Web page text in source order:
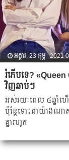
អង្គារ, 23 កុម្ភៈ 2021
រំភើបទេ?
វិញឆាប់ៗ
អស់រយៈពេល ៤ឆ្នាំ​ហើ
ប៉ុន្តែ​ទោះ​ជា​យ៉ាងណា​
គ្នា​រហូត